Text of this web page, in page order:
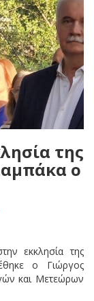
της
ο
εκκλησία της
ο Γιώργος
και Μετεώρων